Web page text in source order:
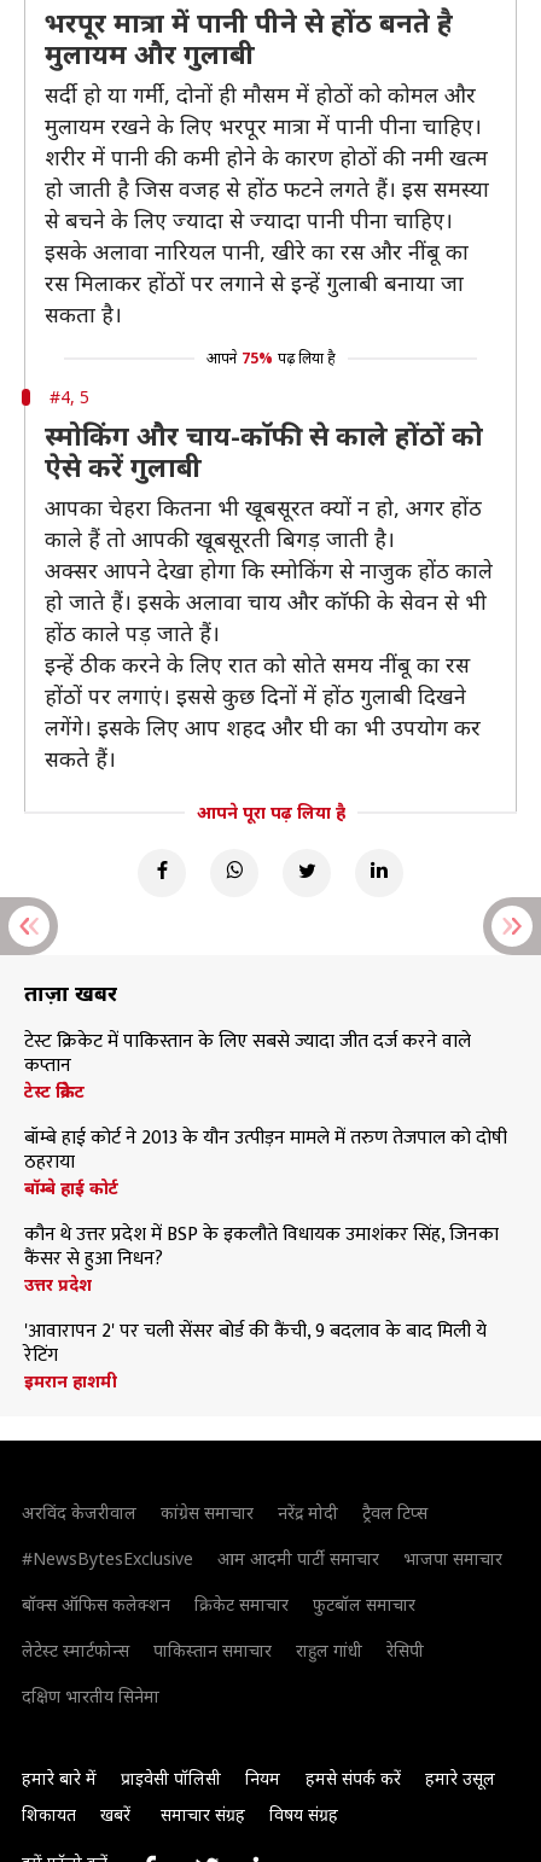
भरपूर मात्रा में पानी पीने से होंठ बनते है
मुलायम और गुलाबी
सर्दी हो या गर्मी, दोनों ही माैसम में होठों को कोमल और
मुलायम रखने के लिए भरपूर मात्रा में पानी पीना चाहिए।
शरीर में पानी की कमी होने के कारण होठों की नमी खत्म
हो जाती है जिस वजह से होंठ फटने लगते हैं। इस समस्या
से बचने के लिए ज्यादा से ज्यादा पानी पीना चाहिए।
इसके अलावा नारियल पानी, खीरे का रस और नींबू का
रस मिलाकर होंठों पर लगाने से इन्हें गुलाबी बनाया जा
सकता है।
आपने 75% पढ़ लिया है
#4, 5
स्मोकिंग और चाय-काॅफी से काले होंठों को
ऐसे करें गुलाबी
आपका चेहरा कितना भी खूबसूरत क्यों न हो, अगर होंठ
काले हैं तो आपकी खूबसूरती बिगड़ जाती है।
अक्सर आपने देखा होगा कि स्मोकिंग से नाजुक होंठ काले
हो जाते हैं। इसके अलावा चाय और काॅफी के सेवन से भी
होंठ काले पड़ जाते हैं।
इन्हें ठीक करने के लिए रात को सोते समय नींबू का रस
होंठों पर लगाएं। इससे कुछ दिनों में होंठ गुलाबी दिखने
लगेंगे। इसके लिए आप शहद और घी का भी उपयोग कर
सकते हैं।
आपने पूरा पढ़ लिया है
ताज़ा खबरें
टेस्ट क्रिकेट में पाकिस्तान के लिए सबसे ज्यादा जीत दर्ज करने वाले
कप्तान
टेस्ट क्रिकेट
बॉम्बे हाई कोर्ट ने 2013 के यौन उत्पीड़न मामले में तरुण तेजपाल को दोषी
ठहराया
बॉम्बे हाई कोर्ट
कौन थे उत्तर प्रदेश में BSP के इकलौते विधायक उमाशंकर सिंह, जिनका
कैंसर से हुआ निधन?
उत्तर प्रदेश
'आवारापन 2' पर चली सेंसर बोर्ड की कैंची, 9 बदलाव के बाद मिली ये
रेटिंग
इमरान हाशमी
अरविंद केजरीवाल कांग्रेस समाचार नरेंद्र मोदी
ट्रैवल टिप्स
#NewsBytesExclusive
आम आदमी पार्टी समाचार
भाजपा समाचार
बॉक्स ऑफिस कलेक्शन
क्रिकेट समाचार
फुटबॉल समाचार
लेटेस्ट स्मार्टफोन्स
पाकिस्तान समाचार राहुल गांधी
रेसिपी
दक्षिण भारतीय सिनेमा
हमारे बारे में प्राइवेसी पॉलिसी नियम हमसे संपर्क करें
हमारे उसूल
शिकायत
खबरें समाचार संग्रह विषय संग्रह